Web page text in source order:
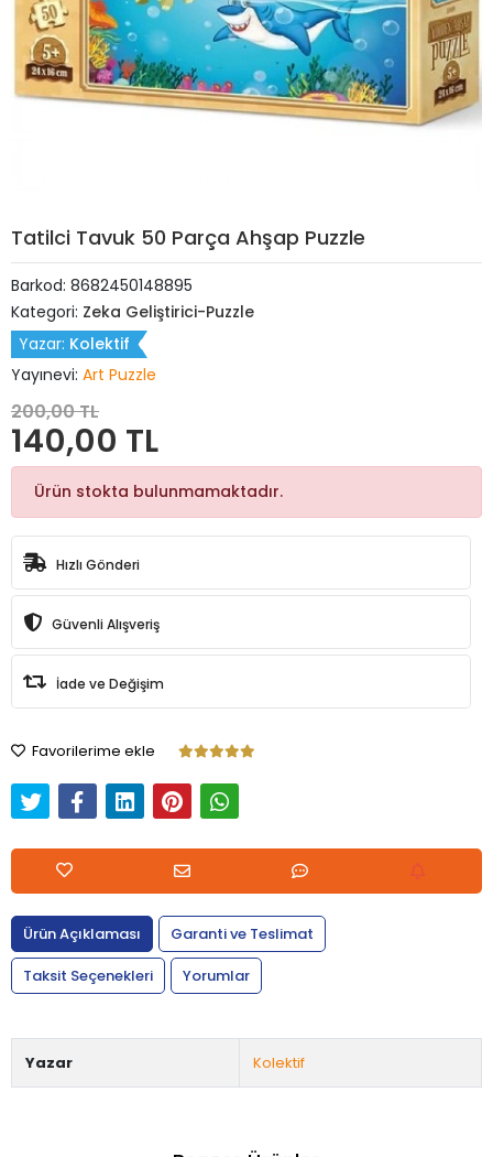
Tatilci Tavuk 50 Parça Ahşap Puzzle
Barkod: 8682450148895
Kategori: Zeka Geliştirici-Puzzle
Yazar: Kolektif
Yayınevi: Art Puzzle
200,00 TL
140,00 TL
Ürün stokta bulunmamaktadır.
Hızlı Gönderi
Güvenli Alışveriş
İade ve Değişim
Favorilerime ekle
Ürün Açıklaması
Garanti ve Teslimat
Taksit Seçenekleri
Yorumlar
Yazar Kolektif